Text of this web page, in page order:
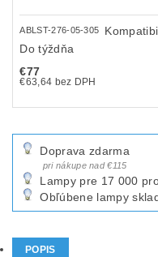
ABLST-276-05-305
Do týždňa
€77
€63,64 bez DPH
Doprava zdarma
pri nákupe nad €115
Lampy pre 17 000
Obľúbene lampy
POPIS